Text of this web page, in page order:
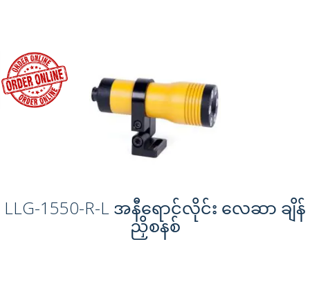
LLG-1550-R-L အနီရောင်လိုင်း လေဆာ ချိန်
ညှိစနစ်